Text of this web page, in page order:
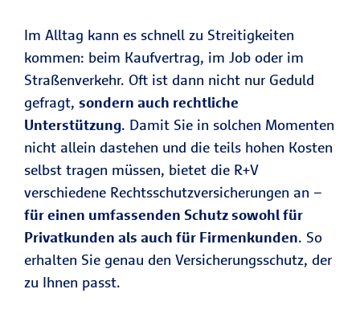
Im Alltag kann es schnell zu Streitigkeiten
kommen: beim Kaufvertrag, im Job oder im
Straßenverkehr. Oft ist dann nicht nur Geduld
gefragt, sondern auch rechtliche
Unterstützung. Damit Sie in solchen Momenten
nicht allein dastehen und die teils hohen Kosten
selbst tragen müssen, bietet die R+V
verschiedene Rechtsschutzversicherungen an –
für einen umfassenden Schutz sowohl für
Privatkunden als auch für Firmenkunden. So
erhalten Sie genau den Versicherungsschutz, der
zu Ihnen passt.